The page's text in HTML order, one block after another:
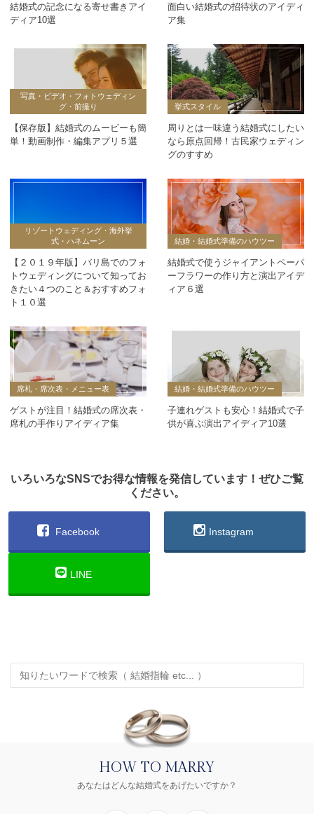
結婚式の記念になる寄せ書きアイ
ディア10選
面白い結婚式の招待状のアイディ
ア集
写真・ビデオ・フォトウェディン
グ・前撮り
【保存版】結婚式のムービーも簡
単！動画制作・編集アプリ５選
挙式スタイル
周りとは一味違う結婚式にしたい
なら原点回帰！古民家ウェディン
グのすすめ
リゾートウェディング・海外挙
式・ハネムーン
【２０１９年版】バリ島でのフォ
トウェディングについて知ってお
きたい４つのこと＆おすすめフォ
ト１０選
結婚・結婚式準備のハウツー
結婚式で使うジャイアントペーパ
ーフラワーの作り方と演出アイデ
ィア６選
席札・席次表・メニュー表
ゲストが注目！結婚式の席次表・
席札の手作りアイディア集
結婚・結婚式準備のハウツー
子連れゲストも安心！結婚式で子
供が喜ぶ演出アイディア10選
いろいろなSNSでお得な情報を発信しています！ぜひご覧
ください。
Facebook Instagram
LINE
HOW TO MARRY
あなたはどんな結婚式をあげたいですか？